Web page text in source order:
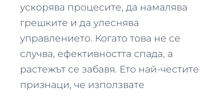
ускорява процесите, да намалява
грешките и да улеснява
управлението. Когато това не се
случва, ефективността спада, а
растежът се забавя. Ето най-честите
признаци, че използвате